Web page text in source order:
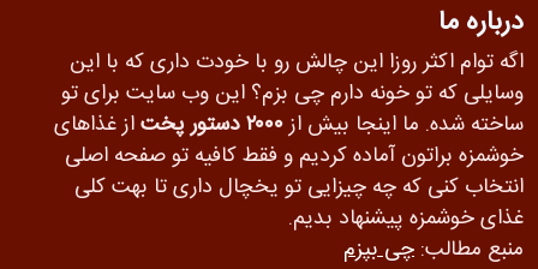
درباره ما
اگه توام اکثر روزا این چالش رو با خودت داری که با این
وسایلی که تو خونه دارم چی بزم؟ این وب سایت برای تو
ساخته شده. ما اینجا بیش از۲۰۰۰ دستور پخت
از غذاهای
خوشمزه براتون آماده کردیم و فقط کافیه تو صفحه اصلی
انتخاب کنی که چه چیزایی تو یخچال داری تا بهت کلی
غذای خوشمزه پیشنهاد بدیم.
منبع مطالب: چی بپزم